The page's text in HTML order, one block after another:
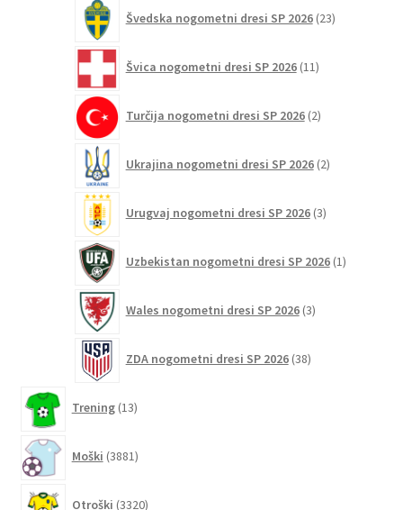
Švedska nogometni dresi SP 2026 23izdelkov
Švica nogometni dresi SP 2026 11izdelkov
Turčija nogometni dresi SP 2026 2izdelka
Ukrajina nogometni dresi SP 2026 2izdelka
Urugvaj nogometni dresi SP 2026 3izdelki
Uzbekistan nogometni dresi SP 2026 1izdelek
Wales nogometni dresi SP 2026 3izdelki
ZDA nogometni dresi SP 2026 38izdelkov
Trening 13izdelkov
Moški 3881izdelkov
Otroški 3320